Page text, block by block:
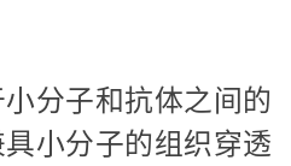
分子和抗体之间的
小分子的组织穿透